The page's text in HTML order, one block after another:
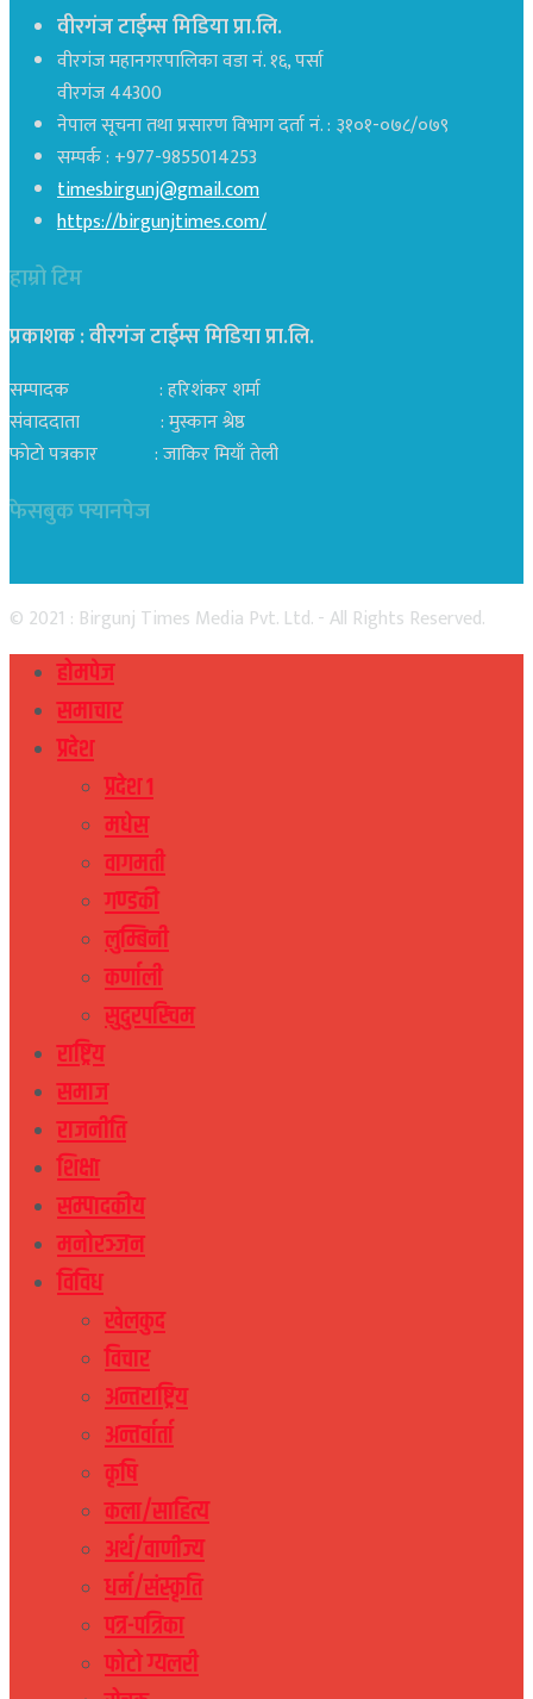
वीरगंज टाईम्स मिडिया प्रा.लि.
वीरगंज महानगरपालिका वडा नं. १६, पर्सा
वीरगंज 44300
नेपाल सूचना तथा प्रसारण विभाग दर्ता नं. : ३१०१-०७८/०७९
सम्पर्क : +977-9855014253
timesbirgunj@gmail.com
https://birgunjtimes.com/
हाम्रो टिम
प्रकाशक : वीरगंज टाईम्स मिडिया प्रा‍.लि.
सम्पादक : हरिशंकर शर्मा
संवाददाता : मुस्कान श्रेष्ठ
फोटो पत्रकार : जाकिर मियाँ तेली
फेसबुक फ्यानपेज
© 2021 : Birgunj Times Media Pvt. Ltd. - All Rights Reserved.
होमपेज
समाचार
प्रदेश
प्रदेश १
मधेस
वागमती
गण्डकी
लुम्बिनी
कर्णाली
सुदुरपस्चिम
राष्ट्रिय
समाज
राजनीति
शिक्षा
सम्पादकीय
मनोरञ्जन
विविध
खेलकुद
विचार
अन्तराष्ट्रिय
अन्तर्वार्ता
कृषि
कला/साहित्य
अर्थ/वाणीज्य
धर्म/संस्कृति
पत्र-पत्रिका
फोटो ग्यलरी